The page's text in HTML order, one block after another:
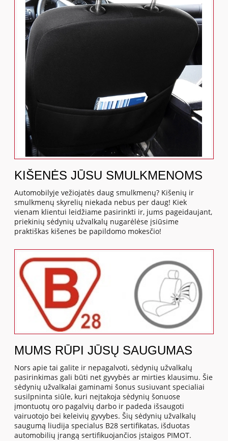
KIŠENĖS JŪSU SMULKMENOMS
Automobilyje vežiojatės daug smulkmenų? Kišenių ir
smulkmenų skyrelių niekada nebus per daug! Kiek
vienam klientui leidžiame pasirinkti ir, jums pageidaujant,
priekinių sėdynių užvalkalų nugarėlėse įsiūsime
praktiškas kišenes be papildomo mokesčio!
MUMS RŪPI JŪSŲ SAUGUMAS
Nors apie tai galite ir nepagalvoti, sėdynių užvalkalų
pasirinkimas gali būti net gyvybės ar mirties klausimu. Šie
sėdynių užvalkalai gaminami šonus susiuvant specialiai
susilpninta siūle, kuri neįtakoja sėdynių šonuose
įmontuotų oro pagalvių darbo ir padeda išsaugoti
vairuotojo bei keleivių gyvybes. Šių sėdynių užvalkalų
saugumą liudija specialus B28 sertifikatas, išduotas
automobilių įrangą sertifikuojančios įstaigos PIMOT.